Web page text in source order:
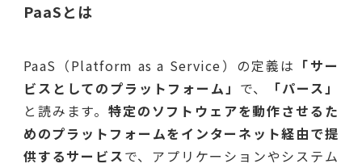
PaaSとは
PaaS（Platform as a Service）の定義は 「サー
ビスとしてのプラットフォーム」 で、
「パース」
と読みます。特定のソフトウェアを動作させるた
めのプラットフォームをインターネット経由で提
供するサービスで、アプリケーションやシステム